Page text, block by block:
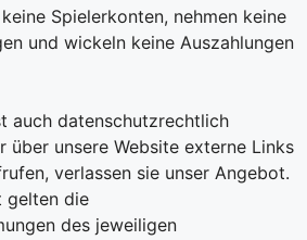
Spielerkonten, nehmen keine
und wickeln keine Auszahlungen
auch datenschutzrechtlich
über unsere Website externe Links
verlassen sie unser Angebot.
gelten die
des jeweiligen